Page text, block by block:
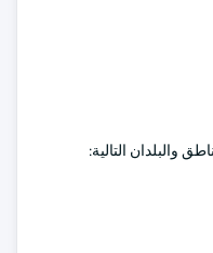
والبلدان التالية: